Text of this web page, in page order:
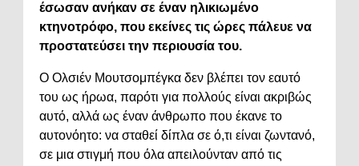
έσωσαν ανήκαν σε έναν ηλικιωμένο
κτηνοτρόφο, που εκείνες τις ώρες πάλευε να
προστατεύσει την περιουσία του.
Ο Ολσιέν Μουτσομπέγκα δεν βλέπει τον εαυτό
του ως ήρωα, παρότι για πολλούς είναι ακριβώς
αυτό, αλλά ως έναν άνθρωπο που έκανε το
αυτονόητο: να σταθεί δίπλα σε ό,τι είναι ζωντανό,
σε μια στιγμή που όλα απειλούνταν από τις